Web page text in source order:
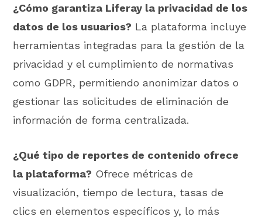
¿Cómo garantiza Liferay la privacidad de los
datos de los usuarios? La plataforma incluye
herramientas integradas para la gestión de la
privacidad y el cumplimiento de normativas
como GDPR, permitiendo anonimizar datos o
gestionar las solicitudes de eliminación de
información de forma centralizada.
¿Qué tipo de reportes de contenido ofrece
la plataforma? Ofrece métricas de
visualización, tiempo de lectura, tasas de
clics en elementos específicos y, lo más